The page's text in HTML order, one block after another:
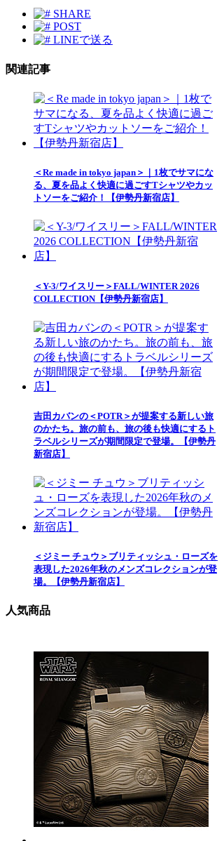
SHARE
POST
LINEで送る
関連記事
＜Re made in tokyo japan＞｜1枚でサマにな
る、夏を品よく快適に過ごすTシャツやカッ
トソーをご紹介！【伊勢丹新宿店】
＜Y-3/ワイスリー＞FALL/WINTER 2026
COLLECTION【伊勢丹新宿店】
吉田カバンの＜POTR＞が提案する新しい旅
のかたち。旅の前も、旅の後も快適にするト
ラベルシリーズが期間限定で登場。【伊勢丹
新宿店】
＜ジミー チュウ＞ブリティッシュ・ローズを
表現した2026年秋のメンズコレクションが登
場。【伊勢丹新宿店】
人気商品